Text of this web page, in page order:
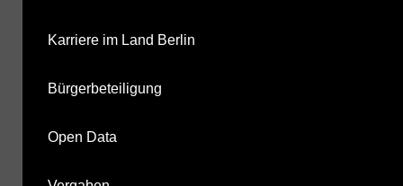
Karriere im Land Berlin
Bürgerbeteiligung
Open Data